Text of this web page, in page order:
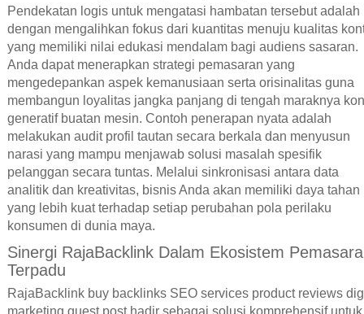
Pendekatan logis untuk mengatasi hambatan tersebut adalah
dengan mengalihkan fokus dari kuantitas menuju kualitas
yang memiliki nilai edukasi mendalam bagi audiens sasaran.
Anda dapat menerapkan strategi pemasaran yang
mengedepankan aspek kemanusiaan serta orisinalitas guna
membangun loyalitas jangka panjang di tengah maraknya
generatif buatan mesin. Contoh penerapan nyata adalah
melakukan audit profil tautan secara berkala dan menyusun
narasi yang mampu menjawab solusi masalah spesifik
pelanggan secara tuntas. Melalui sinkronisasi antara data
analitik dan kreativitas, bisnis Anda akan memiliki daya tahan
yang lebih kuat terhadap setiap perubahan pola perilaku
konsumen di dunia maya.
Sinergi RajaBacklink Dalam Ekosistem
Terpadu
RajaBacklink buy backlinks SEO services product reviews
marketing guest post hadir sebagai solusi komprehensif untuk